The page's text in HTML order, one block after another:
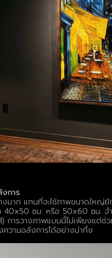
การ
มาก แทนที่จะใช้ภาพขนาดใหญ่
40x50 ซม. หรือ 50x60 ซม. จ
การวางภาพแบบนี้ไม่เพียงแต่ช่
วามอลังการได้อย่างน่าทึ่ง